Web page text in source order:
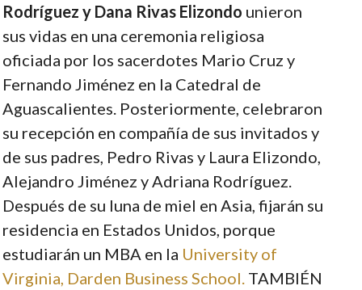
Rodríguez y Dana Rivas Elizondo unieron
sus vidas en una ceremonia religiosa
oficiada por los sacerdotes Mario Cruz y
Fernando Jiménez en la Catedral de
Aguascalientes. Posteriormente, celebraron
su recepción en compañía de sus invitados y
de sus padres, Pedro Rivas y Laura Elizondo,
Alejandro Jiménez y Adriana Rodríguez.
Después de su luna de miel en Asia, fijarán su
residencia en Estados Unidos, porque
estudiarán un MBA en la University of
Virginia, Darden Business School.TAMBIÉN